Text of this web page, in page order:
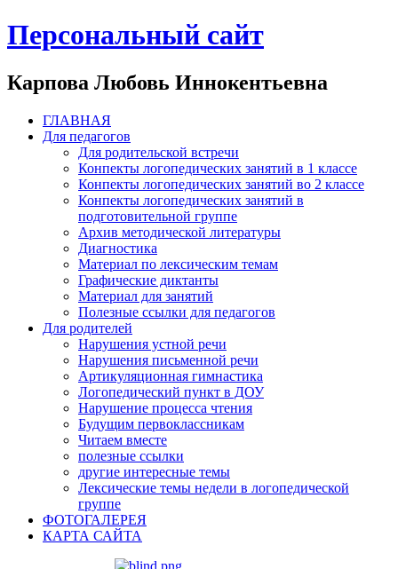
Персональный сайт
Карпова Любовь Иннокентьевна
ГЛАВНАЯ
Для педагогов
Для родительской встречи
Конпекты логопедических занятий в 1 классе
Конпекты логопедических занятий во 2 классе
Конпекты логопедических занятий в
подготовительной группе
Архив методической литературы
Диагностика
Материал по лексическим темам
Графические диктанты
Материал для занятий
Полезные ссылки для педагогов
Для родителей
Нарушения устной речи
Нарушения письменной речи
Артикуляционная гимнастика
Логопедический пункт в ДОУ
Нарушение процесса чтения
Будущим первоклассникам
Читаем вместе
полезные ссылки
другие интересные темы
Лексические темы недели в логопедической
группе
ФОТОГАЛЕРЕЯ
КАРТА САЙТА